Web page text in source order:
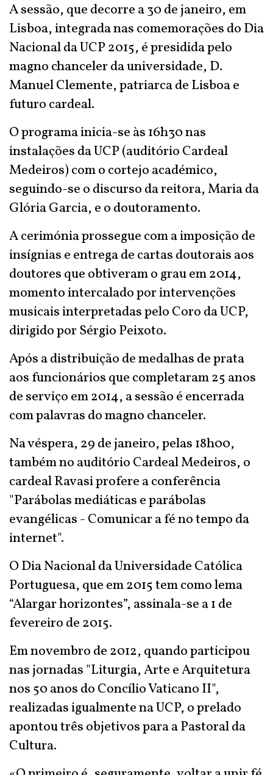
A sessão, que decorre a 30 de janeiro, em
Lisboa, integrada nas comemorações do Dia
Nacional da UCP 2015, é presidida pelo
magno chanceler da universidade, D.
Manuel Clemente, patriarca de Lisboa e
futuro cardeal.
O programa inicia-se às 16h30 nas
instalações da UCP (auditório Cardeal
Medeiros) com o cortejo académico,
seguindo-se o discurso da reitora, Maria da
Glória Garcia, e o doutoramento.
A cerimónia prossegue com a imposição de
insígnias e entrega de cartas doutorais aos
doutores que obtiveram o grau em 2014,
momento intercalado por intervenções
musicais interpretadas pelo Coro da UCP,
dirigido por Sérgio Peixoto.
Após a distribuição de medalhas de prata
aos funcionários que completaram 25 anos
de serviço em 2014, a sessão é encerrada
com palavras do magno chanceler.
Na véspera, 29 de janeiro, pelas 18h00,
também no auditório Cardeal Medeiros, o
cardeal Ravasi profere a conferência
"Parábolas mediáticas e parábolas
evangélicas - Comunicar a fé no tempo da
internet".
O Dia Nacional da Universidade Católica
Portuguesa, que em 2015 tem como lema
“Alargar horizontes”, assinala-se a 1 de
fevereiro de 2015.
Em novembro de 2012, quando participou
nas jornadas "Liturgia, Arte e Arquitetura
nos 50 anos do Concílio Vaticano II",
realizadas igualmente na UCP, o prelado
apontou três objetivos para a Pastoral da
Cultura.